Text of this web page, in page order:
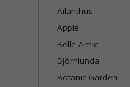
Ailanthus
Apple
Belle Amie
Björnlunda
Botanic Garden